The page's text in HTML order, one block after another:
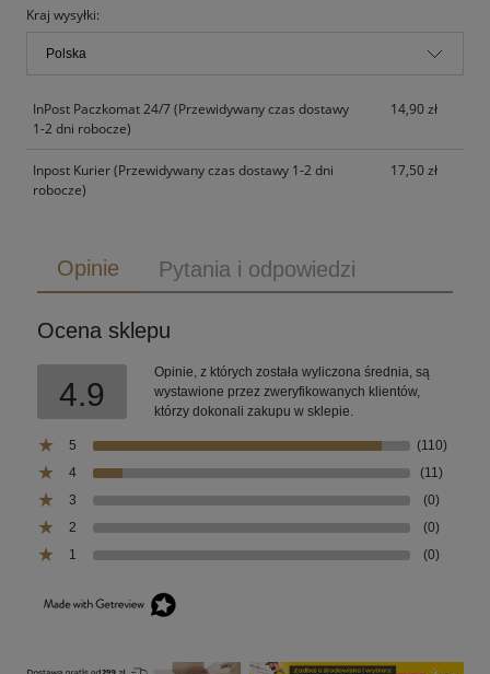
Kraj wysyłki:
InPost Paczkomat 24/7(Przewidywany czas dostawy
1-2 dni robocze)
14,90 zł
Inpost Kurier(Przewidywany czas dostawy 1-2 dni
robocze)
17,50 zł
Opinie Pytania i odpowiedzi
Ocena sklepu
4.9
Opinie, z których została wyliczona średnia, są
wystawione przez zweryfikowanych klientów,
którzy dokonali zakupu w sklepie.
5
(110)
4
(11)
3
(0)
2
(0)
1
(0)